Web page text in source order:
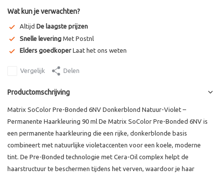
Wat kun je verwachten?
Altijd De laagste prijzen
Snelle levering Met Postnl
Elders goedkoper Laat het ons weten
Vergelijk Delen
Productomschrijving
Matrix SoColor Pre-Bonded 6NV Donkerblond Natuur-Violet –
Permanente Haarkleuring 90 ml De Matrix SoColor Pre-Bonded 6NV is
een permanente haarkleuring die een rijke, donkerblonde basis
combineert met natuurlijke violetaccenten voor een koele, moderne
tint. De Pre-Bonded technologie met Cera-Oil complex helpt de
haarstructuur te beschermen tijdens het verven, waardoor je haar